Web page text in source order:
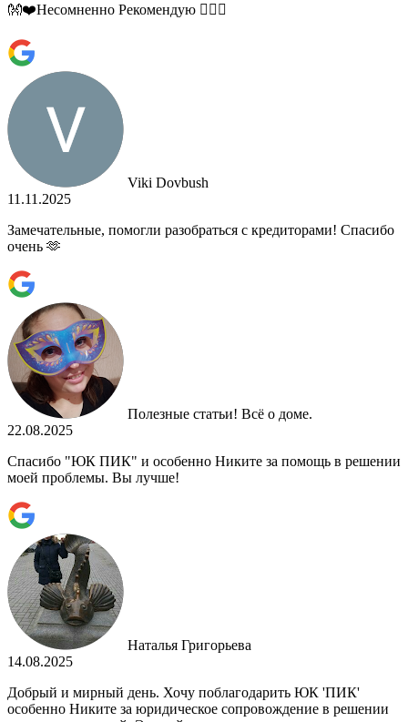
👐❤️Несомненно Рекомендую 👍🏻😄
Viki Dovbush
11.11.2025
Замечательные, помогли разобраться с кредиторами! Спасибо
очень 🫶
Полезные статьи! Всё о доме.
22.08.2025
Спасибо "ЮК ПИК" и особенно Никите за помощь в решении
моей проблемы. Вы лучше!
Наталья Григорьева
14.08.2025
Добрый и мирный день. Хочу поблагодарить ЮК 'ПИК'
особенно Никите за юридическое сопровождение в решении